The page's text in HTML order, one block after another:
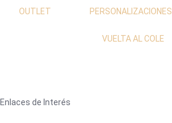
OUTLET PERSONALIZACIONES
VUELTA AL COLE
Enlaces de Interés